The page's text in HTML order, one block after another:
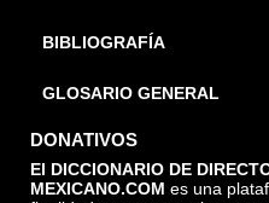
LA CANCIÓN DEL ÚLTIMO
BIBLIOGRAFÍA
GLOSARIO GENERAL
DONATIVOS
El DICCIONARIO DE
MEXICANO.COM es una